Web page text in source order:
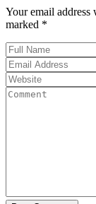
Your email
marked *